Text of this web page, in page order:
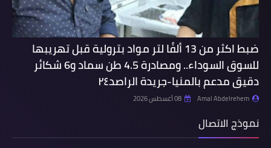
ضبط اكثر من 13 ألفًا لتر مواد بترولية قبل تهريبها
للسوق السوداء.. ومصادرة 4.5 طن سماد و6 شكائر
دقيق مدعم بالمنيا-جريدة الراصد٢٤
Amal Abdelrehem 08 أغسطس 2026
نموذج الاتصال